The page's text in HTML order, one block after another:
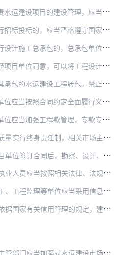
理，应当严格执行基本建设程序，不得违反或者擅自简化基本建设程序。
律、法规、规章的规定，依法开展招标投标工作。水运建设市场主体不得弄虚作假，不得串通投标，不得以行贿等不…
施工的协调，建立工程管理与协调制度，根据工程实际及时完善、优化设计，改进施工方案，合理调配设计和施工力…
特殊要求的勘察、设计工作分包给有相应资质条件的单位承担。勘察、设计单位对分包单位的分包工作承担连带责任…
工程转包。禁止分包单位将其承包的水运建设工程再分包。
应当按照合同约定全面履行义务：
项目单位对施工单位工程款使用情况进行监督检查时，施工单位应当积极配合，不得阻挠和拒绝。
制，相关市场主体对工程质量在设计使用年限内承担相应责任。
的项目负责人和技术负责人、工程监理单位的总监理工程师等主要人员以及主要设备，未经项目单位同意不得变更。
当按照相关法律、法规规定执业。不得有下列行为：
工程建设管理，对关键部位和隐蔽工程的施工过程进行监控记录，并将文字、图表、声像等各种形式的记录文件建档保存。
立从业单位信用信息台账，对参建的勘察、设计、施工、工程监理等单位的投标、履约行为进行评价。
，对发现的违法、违规行为依法及时处理，及时向社会公开水运建设市场管理相关信息。监督检查可以根据市场情况采取综…